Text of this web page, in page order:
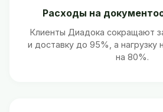
Расходы на
Клиенты Диадока сокращают
и доставку до 95%, а
на 80%.